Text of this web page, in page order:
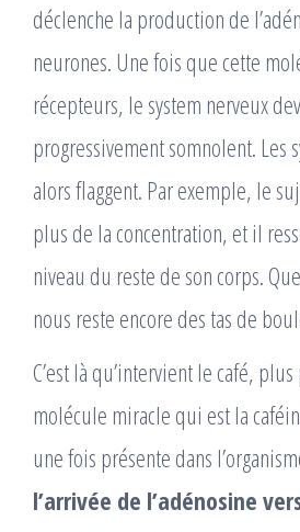
déclenche la production de
neurones. Une fois que cette
récepteurs, le system nerveux
progressivement somnolent. Les
alors flaggent. Par exemple, le
plus de la concentration, et il
niveau du reste de son corps.
nous reste encore des tas de
C’est là qu’intervient le café,
molécule miracle qui est la
une fois présente dans
l’arrivée de l’adénosine